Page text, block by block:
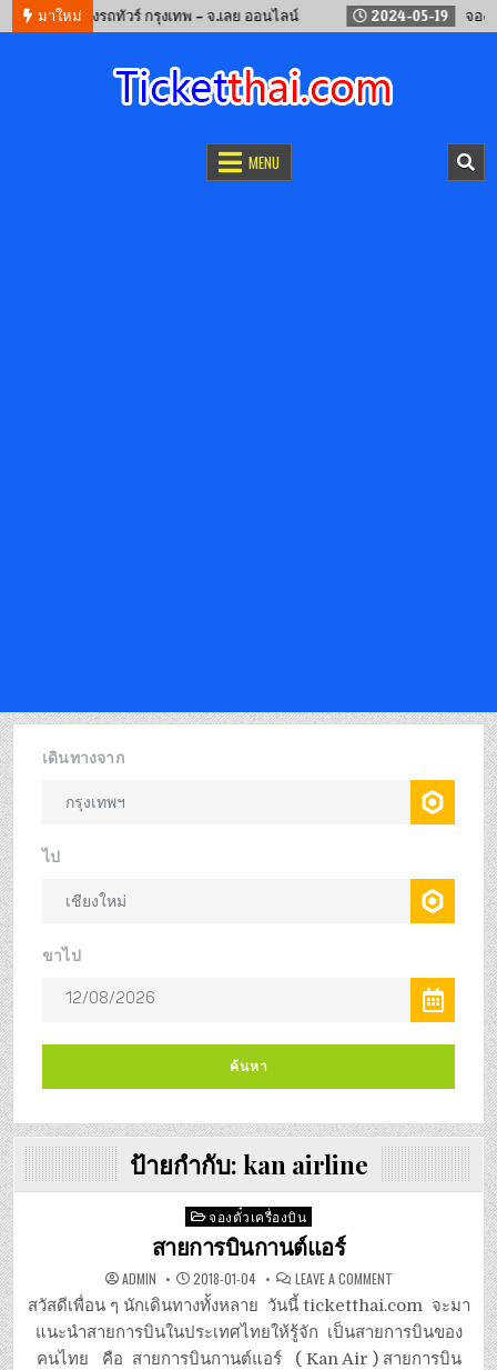
มาใหม่
12 จองรถทัวร์ กรุงเทพ – จ.เลย ออนไลน์ 2024-05-19 จองตั๋วรถ
MENU
ป้ายกำกับ: kan airline
Posted
in
จองตั๋วเครื่องบิน
สายการบินกานต์แอร์
ADMIN 2018-01-04 LEAVE A COMMENTON
การ
บิน
กานต์
แอร์
สวัสดีเพื่อน ๆ นักเดินทางทั้งหลาย วันนี้ ticketthai.com จะมา
แนะนำสายการบินในประเทศไทยให้รู้จัก เป็นสายการบินของ
คนไทย คือ สายการบินกานต์แอร์ ( Kan Air ) สายการบิน